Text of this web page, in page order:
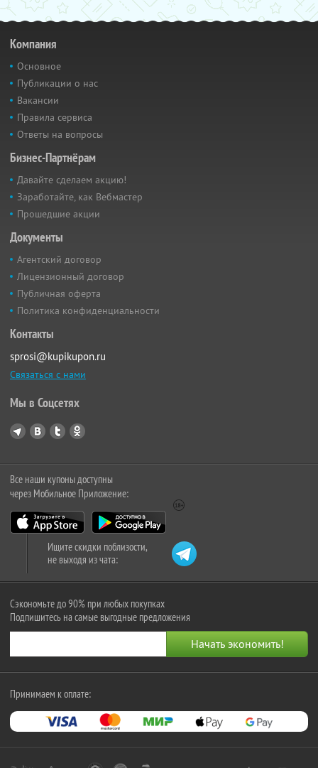
Компания
Основное
Публикации о нас
Вакансии
Правила сервиса
Ответы на вопросы
Бизнес-Партнёрам
Давайте сделаем акцию!
Заработайте, как Вебмастер
Прошедшие акции
Документы
Агентский договор
Лицензионный договор
Публичная оферта
Политика конфиденциальности
Контакты
sprosi@kupikupon.ru
Связаться с нами
Мы в Соцсетях
Все наши купоны доступны
через Мобильное Приложение:
Ищите скидки поблизости,
не выходя из чата:
Сэкономьте до 90% при любых покупках
Подпишитесь на самые выгодные предложения
Принимаем к оплате: